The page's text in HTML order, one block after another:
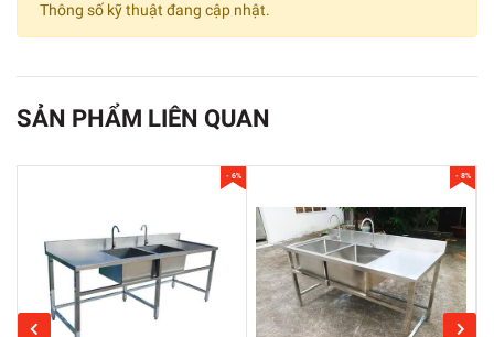
– Tiêu chuẩn chất lượng Iso 9001:2015
HOTLIEN 0967820708
Thông số kỹ thuật đang cập nhật.
SẢN PHẨM LIÊN QUAN
- 6% - 8%